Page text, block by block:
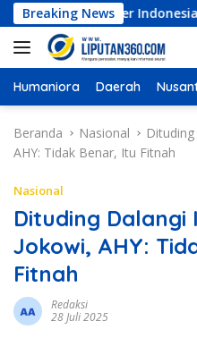
a
g
u
Breaking News
Visioner Indonesia
Humaniora Daerah
Beranda Nasional
AHY: Tidak Benar, Itu Fitnah
Nasional
Dituding Dalangi
Jokowi, AHY:
Fitnah
Redaksi
28 Juli 2025